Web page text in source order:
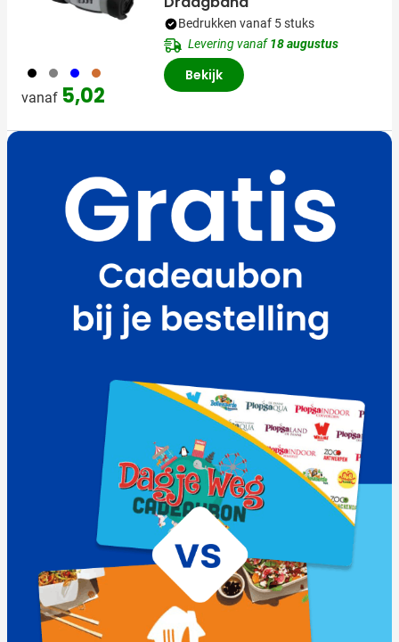
001 003 005 890
vanaf 5,02
Bedrukken vanaf 5 stuks
Levering vanaf18 augustus
Bekijk